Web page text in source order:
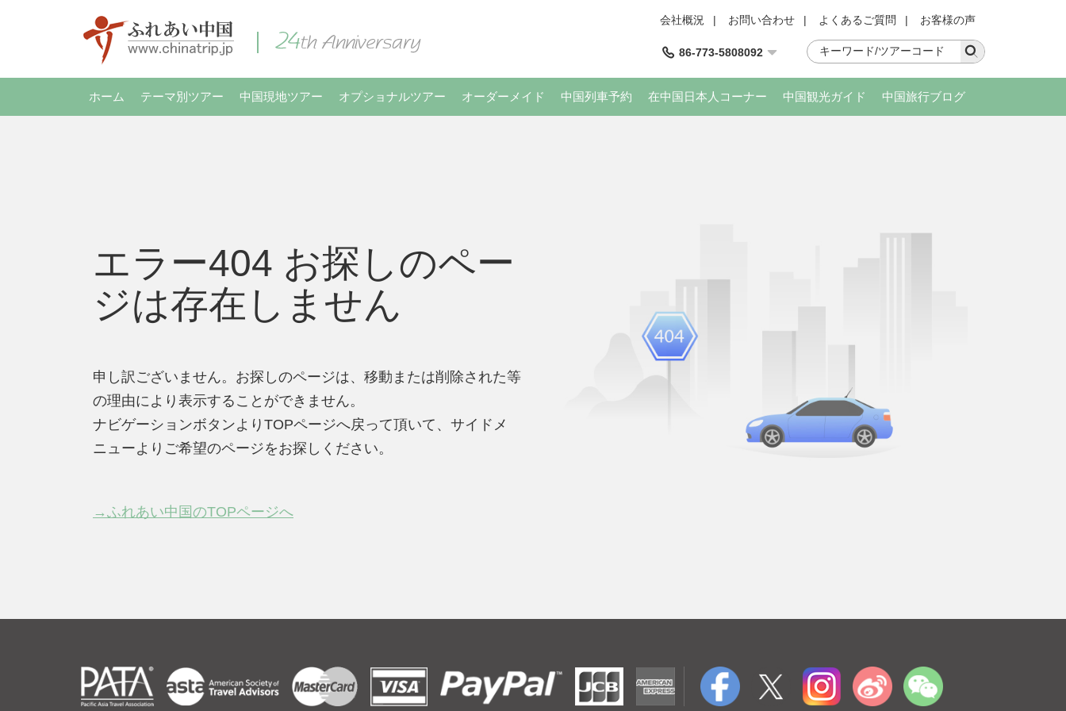
会社概況 | お問い合わせ | よくあるご質問 | お客様の声
86-773-5808092
ホーム テーマ別ツアー 中国現地ツアー オプショナルツアー オーダーメイド 中国列車予約 在中国日本人コーナー 中国観光ガイド 中国旅行ブログ
エラー404 お探しのペー
ジは存在しません
申し訳ございません。お探しのページは、移動または削除された等
の理由により表示することができません。
ナビゲーションボタンよりTOPページへ戻って頂いて、サイドメ
ニューよりご希望のページをお探しください。
→ふれあい中国のTOPページへ